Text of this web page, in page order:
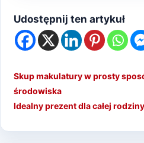
Udostępnij ten artykuł
Skup makulatury w prosty
środowiska
Idealny prezent dla całej rodziny